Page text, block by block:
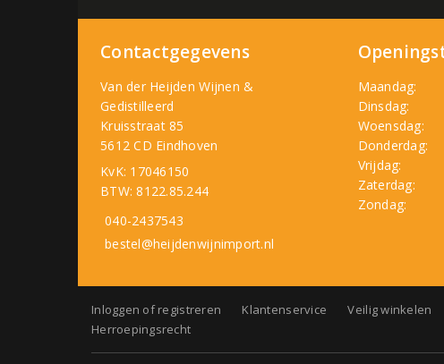
Contactgegevens
Van der Heijden Wijnen &
Gedistilleerd
Kruisstraat 85
5612 CD Eindhoven
KvK: 17046150
BTW: 8122.85.244
040-2437543
bestel@heijdenwijnimport.nl
Maandag:
Dinsdag:
Woensdag:
Donderdag:
Vrijdag:
Zaterdag:
Zondag:
Inloggen of registreren Klantenservice Veilig winkelen
Herroepingsrecht